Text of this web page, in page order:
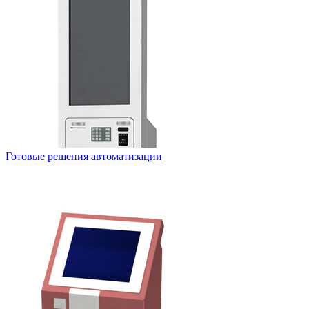
Готовые решения автоматизации